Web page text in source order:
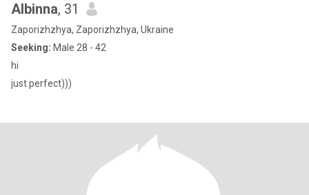
Albinna, 31
Zaporizhzhya, Zaporizhzhya, Ukraine
Seeking: Male 28 - 42
hi
just perfect)))